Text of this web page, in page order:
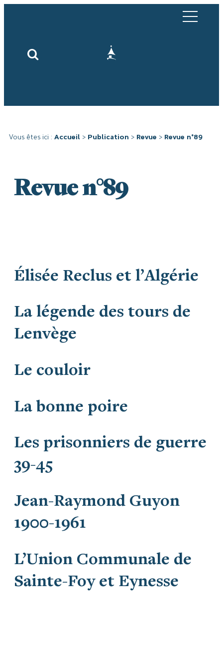
Vous êtes ici : Accueil > Publication > Revue > Revue n°89
Revue n°89
Élisée Reclus et l’Algérie
La légende des tours de
Lenvège
Le couloir
La bonne poire
Les prisonniers de guerre
39-45
Jean-Raymond Guyon
1900-1961
L’Union Communale de
Sainte-Foy et Eynesse